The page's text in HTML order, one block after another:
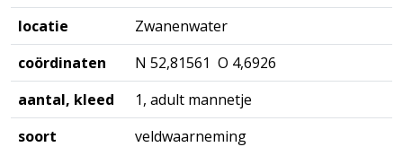
locatie
Zwanenwater
coördinaten
N 52,81561 O 4,6926
aantal, kleed
1, adult mannetje
soort
veldwaarneming